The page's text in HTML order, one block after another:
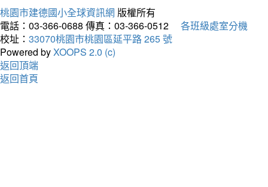
桃園市建德國小全球資訊網 版權所有
電話：03-366-0688 傳真：03-366-0512
各班級處室分機
校址： 33070桃園市桃園區延平路 265 號
Powered byXOOPS 2.0 (c)
返回頂端
返回首頁